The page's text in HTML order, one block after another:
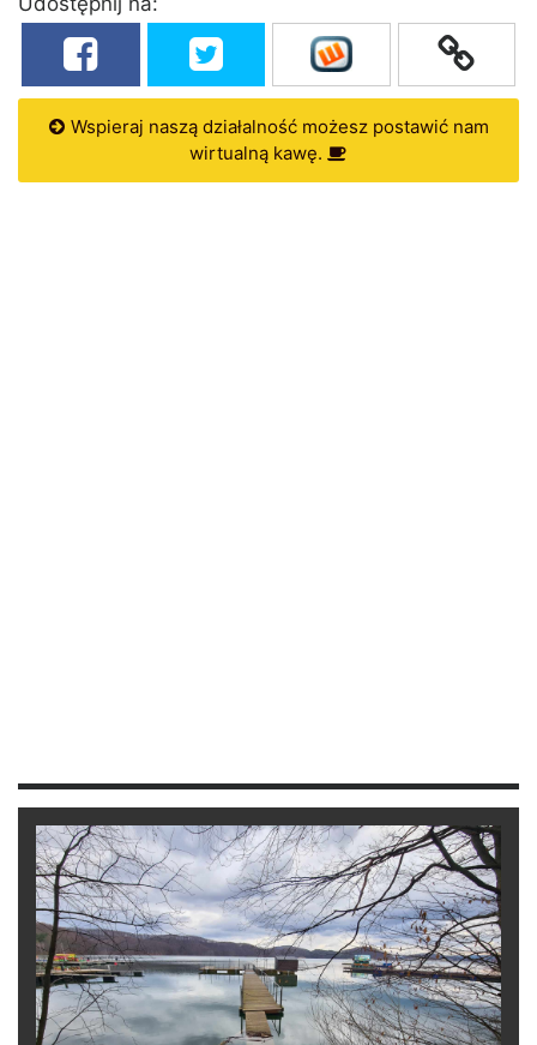
Wspieraj naszą działalność możesz postawić nam
wirtualną kawę.